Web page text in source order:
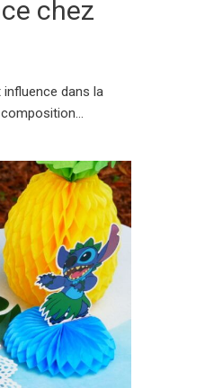
chez
influence dans la